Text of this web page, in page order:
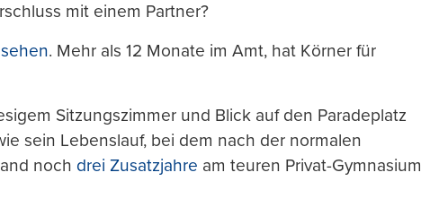
mit einem Partner?
. Mehr als 12 Monate im Amt, hat Körner für
Sitzungszimmer und Blick auf den Paradeplatz
sein Lebenslauf, bei dem nach der normalen
noch drei Zusatzjahre am teuren Privat-Gymnasium